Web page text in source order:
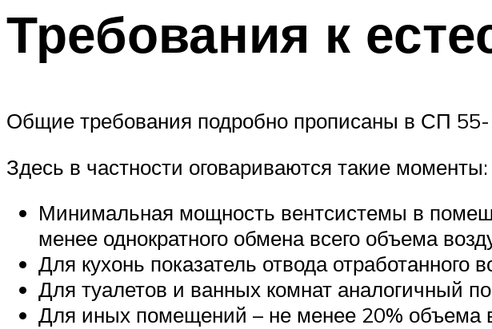
Требования к
Общие требования подробно прописаны в СП
Здесь в частности оговариваются такие моменты:
Минимальная мощность вентсистемы в
менее однократного обмена всего объема
Для кухонь показатель отвода отработанного
Для туалетов и ванных комнат аналогичный
Для иных помещений – не менее 20% объема